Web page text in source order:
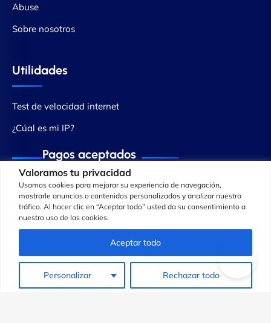
Valoramos tu privacidad
Usamos cookies para mejorar su experiencia de navegación,
mostrarle anuncios o contenidos personalizados y analizar nuestro
tráfico. Al hacer clic en “Aceptar todo” usted da su consentimiento a
nuestro uso de las cookies.
Personalizar Rechazar todo
Aceptar todo
Abuse
Sobre nosotros
Utilidades
Test de velocidad internet
¿Cúal es mi IP?
Pagos aceptados